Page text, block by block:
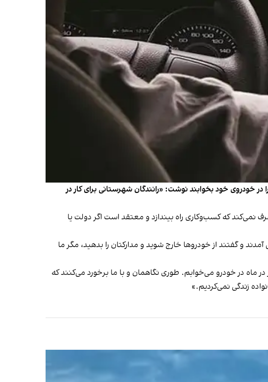
در خودروی خود بخوابند نوشت: «رانندگان شهرستانی برای كار در
نمی‌كند كه كسب‌وكاری راه بیندازد و معتقد است اگر دولت یا
و گفتند از خودروها خارج شوید و مداركتان را بدهید، مگر ما
ماه در خودرو می‌خوابم. طوری نگاهمان و با ما برخورد می‌كنند كه
زندگی نمی‌كردیم.»